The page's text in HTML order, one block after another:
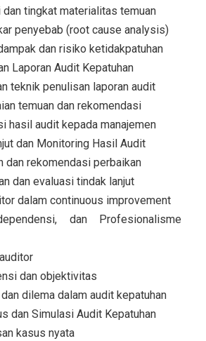
dan tingkat materialitas temuan
penyebab (root cause analysis)
dan risiko ketidakpatuhan
Laporan Audit Kepatuhan
teknik penulisan laporan audit
temuan dan rekomendasi
hasil audit kepada manajemen
dan Monitoring Hasil Audit
dan rekomendasi perbaikan
dan evaluasi tindak lanjut
dalam continuous improvement
dan Profesionalisme
dan objektivitas
dan dilema dalam audit kepatuhan
dan Simulasi Audit Kepatuhan
kasus nyata